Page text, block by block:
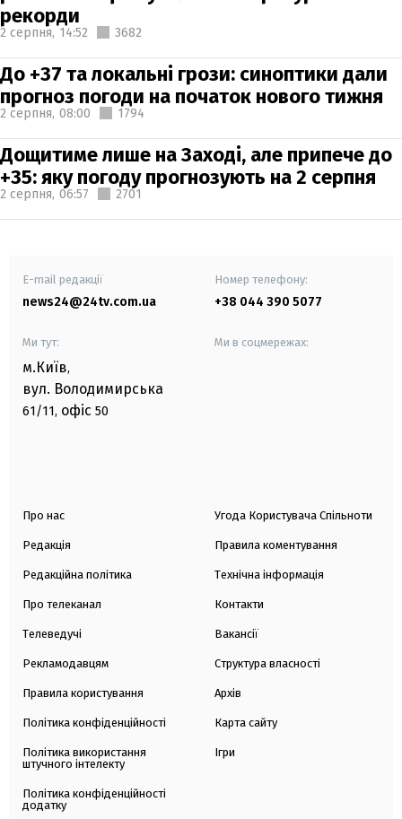
рекорди
2 серпня, 14:52 3682
До +37 та локальні грози: синоптики дали
прогноз погоди на початок нового тижня
2 серпня, 08:00 1794
Дощитиме лише на Заході, але припече до
+35: яку погоду прогнозують на 2 серпня
2 серпня, 06:57 2701
E-mail редакції
news24@24tv.com.ua
Номер телефону:
+38 044 390 5077
Ми тут:
м.Київ,
вул. Володимирська
61/11, офіс 50
Ми в соцмережах:
Про нас
Редакція
Редакційна політика
Про телеканал
Телеведучі
Рекламодавцям
Правила користування
Політика конфіденційності
Політика використання
штучного інтелекту
Політика конфіденційності
додатку
Угода Користувача Спільноти
Правила коментування
Технічна інформація
Контакти
Вакансії
Структура власності
Архів
Карта сайту
Ігри